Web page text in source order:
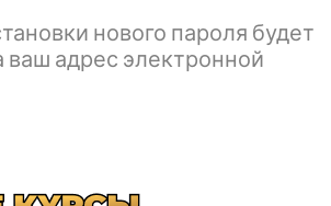
нового пароля будет
ваш адрес электронной